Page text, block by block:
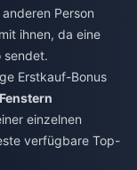
Person
ihnen, da eine
sendet.
Erstkauf-Bonus
einzelnen
verfügbare Top-